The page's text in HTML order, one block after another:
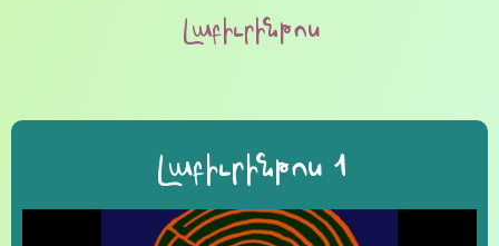
Լաբիւրինթոս
Լաբիւրինթոս 1